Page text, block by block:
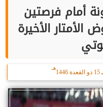
أمام فرصتين
الأخيرة
15 ذو القعدة 1446
هـ